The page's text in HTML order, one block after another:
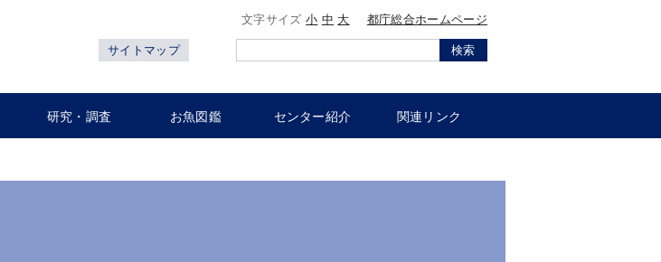
文字サイズ小 中 大 都庁総合ホームページ
サイトマップ 検索
研究・調査 お魚図鑑 センター紹介 関連リンク